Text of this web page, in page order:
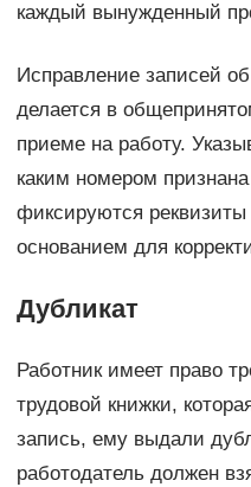
каждый вынужденный
Исправление записей
делается в
приеме на работу.
каким номером
фиксируются
основанием для
Дубликат
Работник имеет право
трудовой книжки,
запись, ему выдали
работодатель должен